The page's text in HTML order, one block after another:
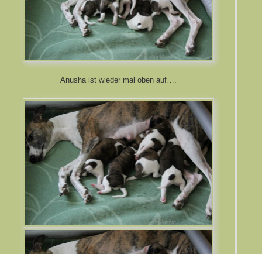
Anusha ist wieder mal oben auf….